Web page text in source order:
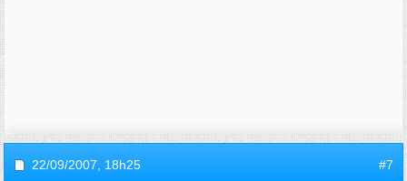
22/09/2007, 18h25 #7